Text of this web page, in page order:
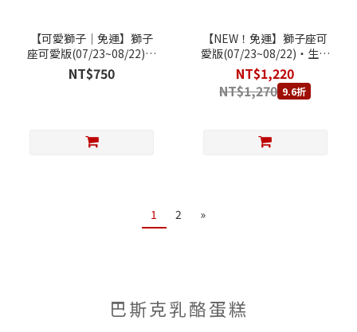
【可愛獅子｜免運】獅子
座可愛版(07/23~08/22)‧
生日快樂乳酪蛋糕 (純粹原
味乳酪蛋糕+獅子座專屬祝
NT$750
【NEW！免運】獅子座可
愛版(07/23~08/22)‧生日
快樂乳酪蛋糕 (純粹原味乳
酪蛋糕+獅子座專屬祝福賀
圖)+ 80厚藏生巧克力
NT$1,220
NT$1,270 9.6折
1 2 »
巴斯克乳酪蛋糕